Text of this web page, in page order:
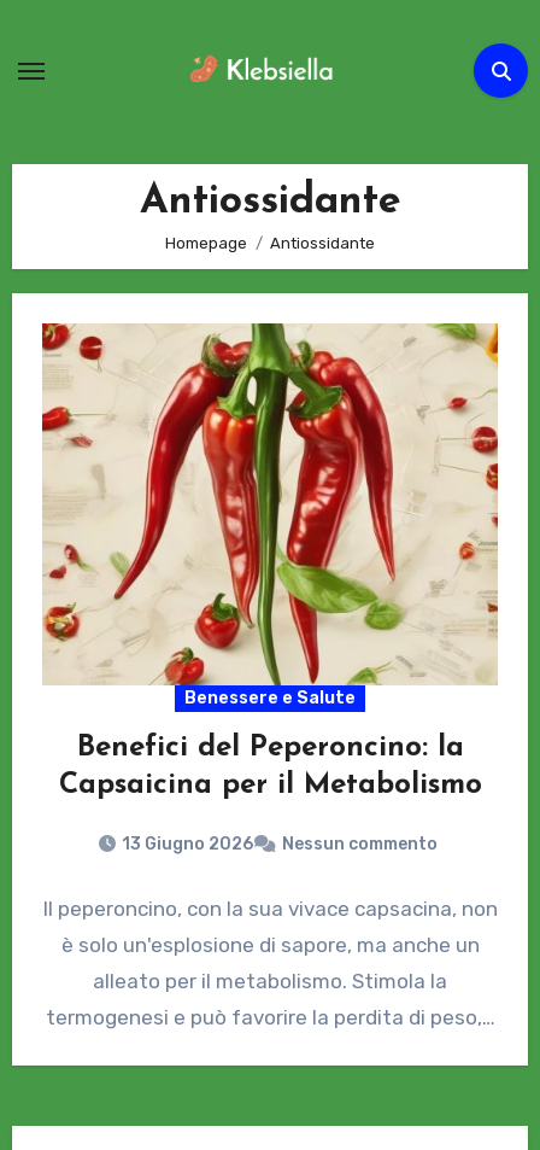
contenuto
Antiossidante
Homepage Antiossidante
Benessere e Salute
Benefici del Peperoncino: la
Capsaicina per il Metabolismo
13 Giugno 2026 Nessun commento
Il peperoncino, con la sua vivace capsacina, non
è solo un'esplosione di sapore, ma anche un
alleato per il metabolismo. Stimola la
termogenesi e può favorire la perdita di peso,…